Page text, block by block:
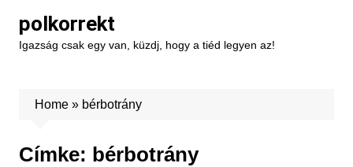
content
polkorrekt
Igazság csak egy van, küzdj, hogy a tiéd legyen az!
Home» bérbotrány
Címke: bérbotrány